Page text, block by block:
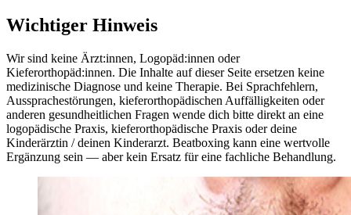
Wichtiger Hinweis
Wir sind keine Ärzt:innen, Logopäd:innen oder
Kieferorthopäd:innen. Die Inhalte auf dieser Seite ersetzen keine
medizinische Diagnose und keine Therapie. Bei Sprachfehlern,
Aussprachestörungen, kieferorthopädischen Auffälligkeiten oder
anderen gesundheitlichen Fragen wende dich bitte direkt an eine
logopädische Praxis, kieferorthopädische Praxis oder deine
Kinderärztin / deinen Kinderarzt. Beatboxing kann eine wertvolle
Ergänzung sein — aber kein Ersatz für eine fachliche Behandlung.